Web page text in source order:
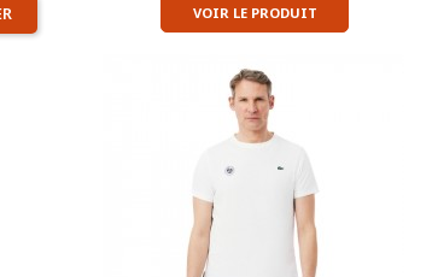
VOIR LE PRODUIT